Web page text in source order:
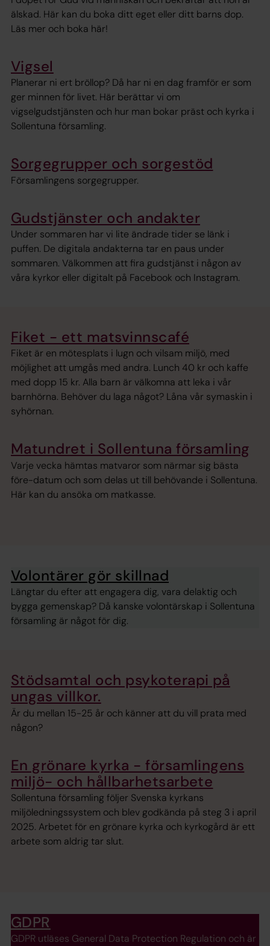
älskad. Här kan du boka ditt eget eller ditt barns dop.
Läs mer och boka här!
Vigsel
Planerar ni ert bröllop? Då har ni en dag framför er som
ger minnen för livet. Här berättar vi om
vigselgudstjänsten och hur man bokar präst och kyrka i
Sollentuna församling.
Sorgegrupper och sorgestöd
Församlingens sorgegrupper.
Gudstjänster och andakter
Under sommaren har vi lite ändrade tider se länk i
puffen. De digitala andakterna tar en paus under
sommaren. Välkommen att fira gudstjänst i någon av
våra kyrkor eller digitalt på Facebook och Instagram.
Fiket - ett matsvinnscafé
Fiket är en mötesplats i lugn och vilsam miljö, med
möjlighet att umgås med andra. Lunch 40 kr och kaffe
med dopp 15 kr. Alla barn är välkomna att leka i vår
barnhörna. Behöver du laga något? Låna vår symaskin i
syhörnan.
Matundret i Sollentuna församling
Varje vecka hämtas matvaror som närmar sig bästa
före-datum och som delas ut till behövande i Sollentuna.
Här kan du ansöka om matkasse.
Volontärer gör skillnad
Längtar du efter att engagera dig, vara delaktig och
bygga gemenskap? Då kanske volontärskap i Sollentuna
församling är något för dig.
Stödsamtal och psykoterapi på
ungas villkor.
Är du mellan 15-25 år och känner att du vill prata med
någon?
En grönare kyrka - församlingens
miljö- och hållbarhetsarbete
Sollentuna församling följer Svenska kyrkans
miljöledningssystem och blev godkända på steg 3 i april
2025. Arbetet för en grönare kyrka och kyrkogård är ett
arbete som aldrig tar slut.
GDPR
GDPR utläses General Data Protection Regulation och är